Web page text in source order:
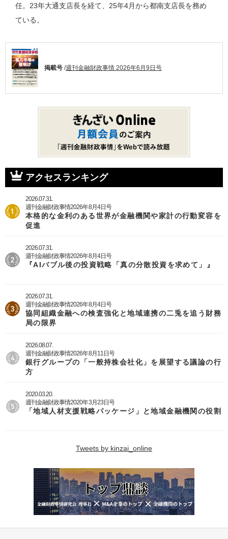
任。23年大通支店長を経て、25年4月から都南支店長を務め
ている。
掲載号 /週刊金融財政事情 2026年6月9日号
アクセスランキング
2026.07.31.
週刊金融財政事情2026年8月4日号
本格的な金利のある世界が金融機関や家計の行動変容を
促進
2026.07.31.
週刊金融財政事情2026年8月4日号
『AIバブル後の投資戦略「真の分散投資を求めて」』
2026.07.31.
週刊金融財政事情2026年8月4日号
協同組織金融への検査強化と地域連携の二兎を追う財務
局の限界
2026.08.07.
週刊金融財政事情2026年8月11日号
銀行グループの「一般持株会社化」を展望する議論の行
方
2020.03.20.
週刊金融財政事情2020年3月23日号
「地域人材支援戦略パッケージ」と地域金融機関の役割
Tweets by kinzai_online